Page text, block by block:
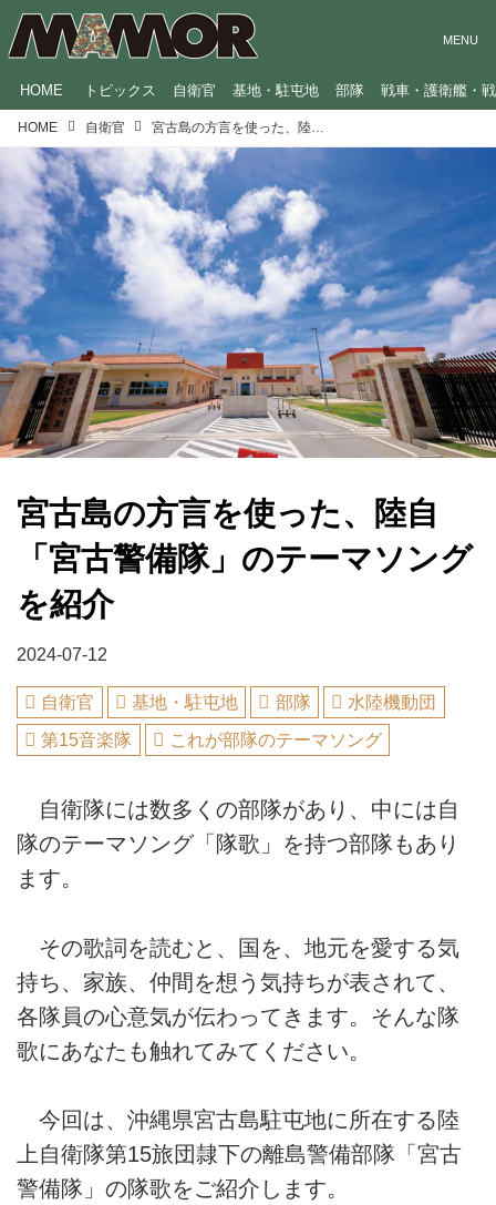
HOME トピックス 自衛官 基地・駐屯地 部隊 戦車・護衛艦・
HOME 自衛官
宮古島の方言を使った、陸自
「宮古警備隊」のテーマソング
を紹介
2024-07-12
自衛官 基地・駐屯地 部隊
水陸機動団
第15音楽隊
これが部隊のテーマソング
自衛隊には数多くの部隊があり、中には自
隊のテーマソング「隊歌」を持つ部隊もあり
ます。
その歌詞を読むと、国を、地元を愛する気
持ち、家族、仲間を想う気持ちが表されて、
各隊員の心意気が伝わってきます。そんな隊
歌にあなたも触れてみてください。
今回は、沖縄県宮古島駐屯地に所在する陸
上自衛隊第15旅団隷下の離島警備部隊「宮古
警備隊」の隊歌をご紹介します。